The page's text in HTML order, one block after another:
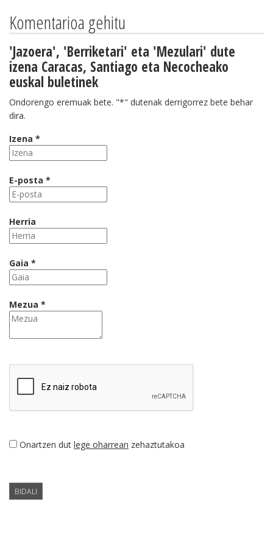
Komentarioa gehitu
'Jazoera', 'Berriketari' eta 'Mezulari' dute
izena Caracas, Santiago eta Necocheako
euskal buletinek
Ondorengo eremuak bete. "*" dutenak derrigorrez bete behar
dira.
Izena *
E-posta *
Herria
Gaia *
Mezua *
Onartzen dut lege oharrean zehaztutakoa
BIDALI